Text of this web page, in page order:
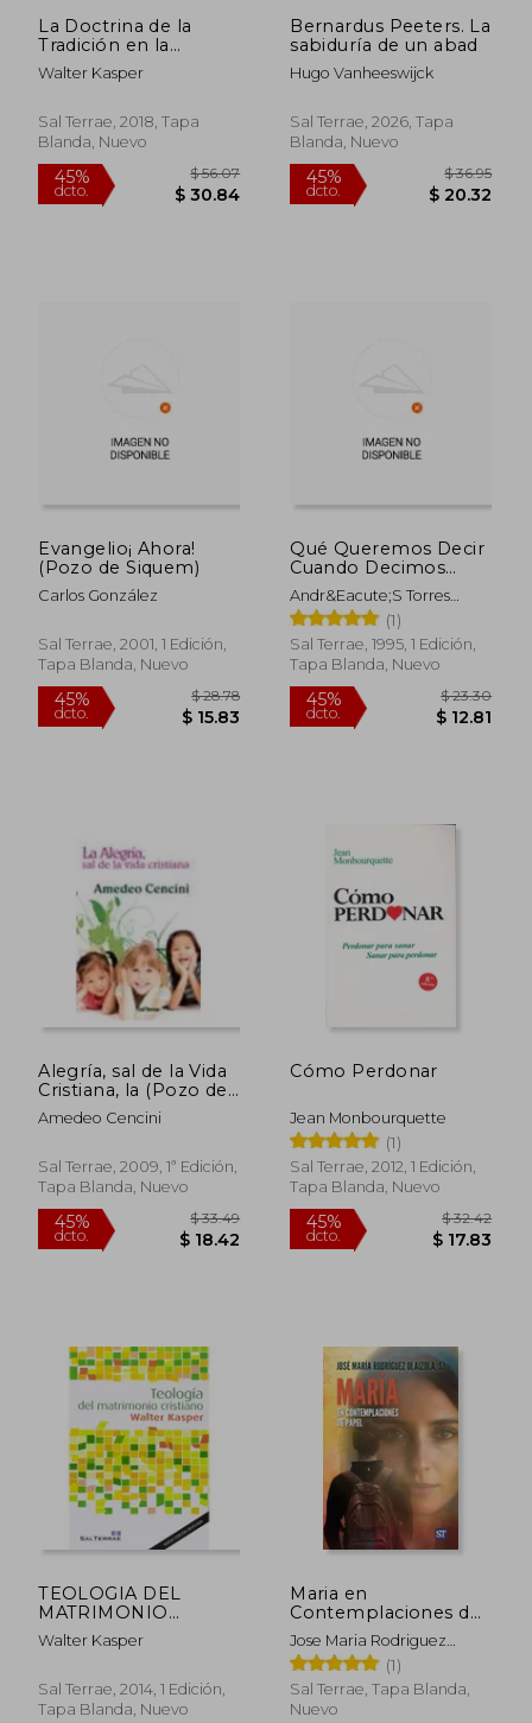
45% $ 30.28 45% $
La Doctrina de la
Tradición en la
Escuela Romana
(Presencia
Walter Kasper
Sal Terrae, 2018, Tapa
Blanda, Nuevo
Bernardus Peeters. La
sabiduría de un abad
Hugo Vanheeswijck
Sal Terrae, 2026, Tapa
Blanda, Nuevo
Evangelio¡ Ahora!
(Pozo de Siquem)
Carlos González
Sal Terrae, 2001, 1 Edición,
Tapa Blanda, Nuevo
45%
dcto. $ 15.83
Qué Queremos Decir
Cuando Decimos
«Infierno»? (Alcance)
Andr&Eacute;S Torres
Queiruga
(1)
Sal Terrae, 1995, 1 Edición,
Tapa Blanda, Nuevo
45%
dcto.
Alegría, sal de la Vida
Cristiana, la (Pozo de
Siquem)
Amedeo Cencini
Sal Terrae, 2009, 1ª Edición,
Tapa Blanda, Nuevo
Cómo Perdonar
Jean Monbourquette
(1)
Sal Terrae, 2012, 1 Edición,
Tapa Blanda, Nuevo
TEOLOGIA DEL
MATRIMONIO
CRISTIANO
Walter Kasper
Sal Terrae, 2014, 1 Edición,
Tapa Blanda, Nuevo
Maria en
Contemplaciones de
Papel
Jose Maria Rodriguez
Olaizola
(1)
Sal Terrae, Tapa Blanda,
Nuevo